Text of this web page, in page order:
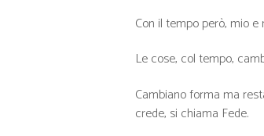
Con il tempo però, mio
Le cose, col tempo,
Cambiano forma ma
crede, si chiama Fede.